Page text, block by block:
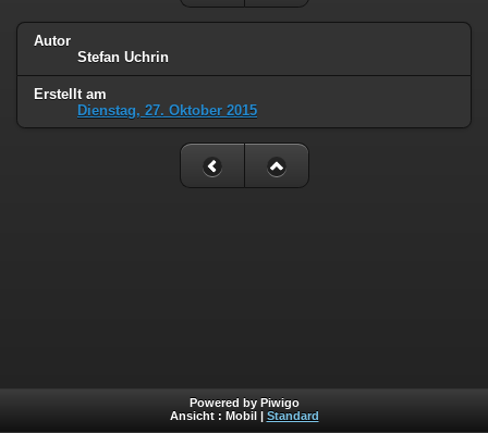
Autor
Stefan Uchrin
Erstellt am
Dienstag, 27. Oktober 2015
Powered by Piwigo
Ansicht : Mobil Standard